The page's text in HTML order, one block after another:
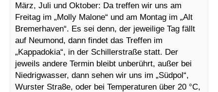
März, Juli und Oktober: Da treffen wir uns am
Freitag im „Molly Malone“ und am Montag im „Alt
Bremerhaven“. Es sei denn, der jeweilige Tag fällt
auf Neumond, dann findet das Treffen im
„Kappadokia“, in der Schillerstraße statt. Der
jeweils andere Termin bleibt unberührt, außer bei
Niedrigwasser, dann sehen wir uns im „Südpol“,
Wurster Stra8e, oder bei Temperaturen über 20 °C,